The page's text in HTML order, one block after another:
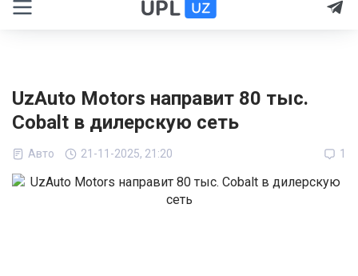
UzAuto Motors направит 80 тыс.
Cobalt в дилерскую сеть
Авто 21-11-2025, 21:20 1